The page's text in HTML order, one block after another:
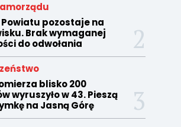
Powiatu pozostaje na
Brak wymaganej
do odwołania
blisko 200
wyruszyło w 43. Pieszą
na Jasną Górę